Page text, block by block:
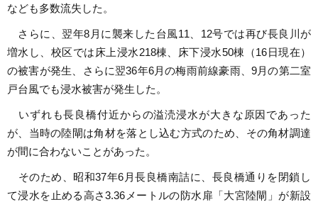
なども多数流失した。
さらに、翌年8月に襲来した台風11、12号では再び長良川が
増水し、校区では床上浸水218棟、床下浸水50棟（16日現在）
の被害が発生、さらに翌36年6月の梅雨前線豪雨、9月の第二室
戸台風でも浸水被害が発生した。
いずれも長良橋付近からの溢涜浸水が大きな原因であった
が、当時の陸閘は角材を落とし込む方式のため、その角材調達
が間に合わないことがあった。
そのため、昭和37年6月長良橋南詰に、長良橋通りを閉鎖し
て浸水を止める高さ3.36メートルの防水扉「大宮陸閘」が新設